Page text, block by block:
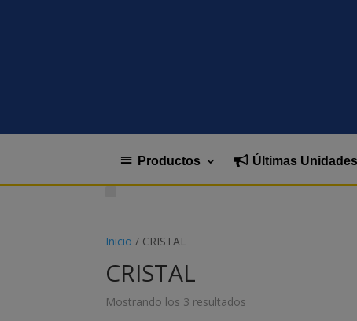
Productos Últimas Unidades
Inicio / CRISTAL
CRISTAL
Mostrando los 3 resultados